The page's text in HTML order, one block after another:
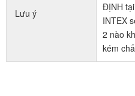
Lưu ý
ĐỊNH
INTEX
2 nào
kém